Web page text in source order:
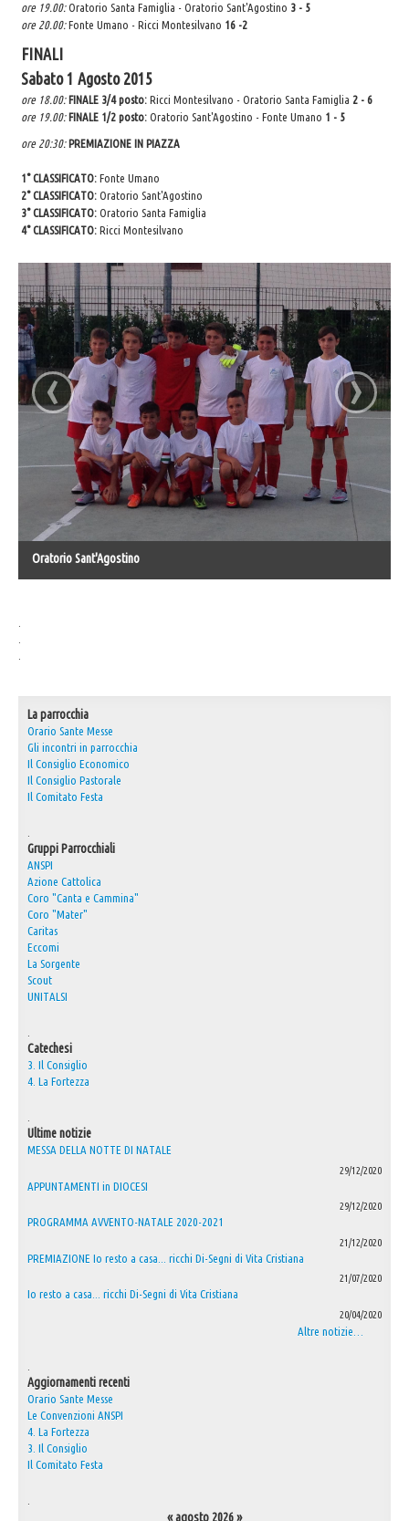
L'Oratorio in Festa 2015
Capodanno 31/12/2015
Fatti riconoscere
ore 19.00: Oratorio Santa Famiglia -Oratorio Sant'Agostino 3 - 5
ore 20.00: Fonte Umano - Ricci Montesilvano 16 -2
FINALI
Sabato 1 Agosto 2015
ore 18.00: FINALE 3/4 posto:Ricci Montesilvano - Oratorio Santa Famiglia 2 - 6
ore 19.00: FINALE 1/2 posto:Oratorio Sant'Agostino - Fonte Umano 1 - 5
ore 20:30:PREMIAZIONE IN PIAZZA
1° CLASSIFICATO:Fonte Umano
2° CLASSIFICATO:Oratorio Sant'Agostino
3° CLASSIFICATO:Oratorio Santa Famiglia
4° CLASSIFICATO:Ricci Montesilvano
Oratorio Sant'Agostino
‹ ›
La parrocchia
Orario Sante Messe
Gli incontri in parrocchia
Il Consiglio Economico
Il Consiglio Pastorale
Il Comitato Festa
Gruppi Parrocchiali
ANSPI
Azione Cattolica
Coro "Canta e Cammina"
Coro "Mater"
Caritas
Eccomi
La Sorgente
Scout
UNITALSI
Catechesi
3. Il Consiglio
4. La Fortezza
Ultime notizie
MESSA DELLA NOTTE DI NATALE
29/12/2020
APPUNTAMENTI in DIOCESI
29/12/2020
PROGRAMMA AVVENTO-NATALE 2020-2021
21/12/2020
PREMIAZIONE Io resto a casa... ricchi Di-Segni di Vita Cristiana
21/07/2020
Io resto a casa... ricchi Di-Segni di Vita Cristiana
20/04/2020
Altre notizie…
Aggiornamenti recenti
Orario Sante Messe
Le Convenzioni ANSPI
4. La Fortezza
3. Il Consiglio
Il Comitato Festa
«agosto 2026»